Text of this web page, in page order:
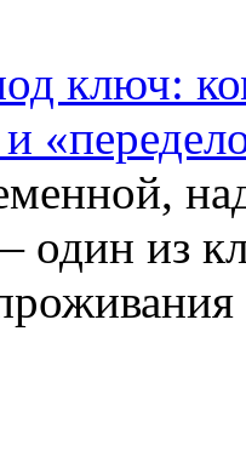
ключ:
один из